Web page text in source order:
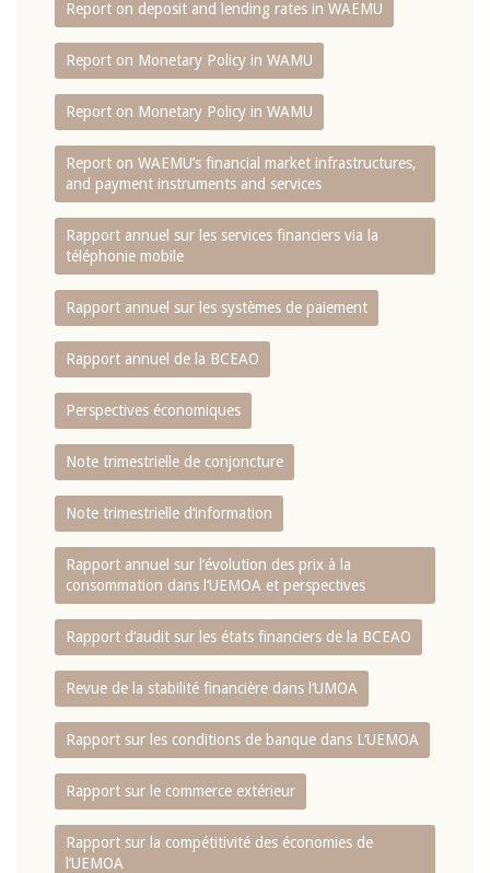
Report on deposit and lending rates in WAEMU
Report on Monetary Policy in WAMU
Report on Monetary Policy in WAMU
Report on WAEMU’s financial market infrastructures,
and payment instruments and services
Rapport annuel sur les services financiers via la
téléphonie mobile
Rapport annuel sur les systèmes de paiement
Rapport annuel de la BCEAO
Perspectives économiques
Note trimestrielle de conjoncture
Note trimestrielle d‘information
Rapport annuel sur l‘évolution des prix à la
consommation dans l‘UEMOA et perspectives
Rapport d‘audit sur les états financiers de la BCEAO
Revue de la stabilité financière dans l‘UMOA
Rapport sur les conditions de banque dans L‘UEMOA
Rapport sur le commerce extérieur
Rapport sur la compétitivité des économies de
l‘UEMOA